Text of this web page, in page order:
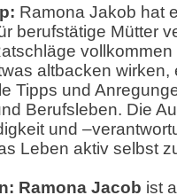
Ramona Jakob hat
berufstätige Mütter
altbacken
Tipps und
Berufsleben. Die
und
Leben aktiv selbst
Ramona Jacob ist